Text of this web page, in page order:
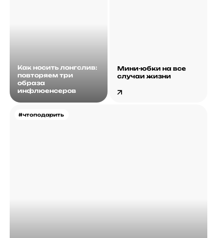
Как носить лонгслив:
повторяем три
образа
инфлюенсеров
#чтоподарить
Мини-юбки на все
случаи жизни